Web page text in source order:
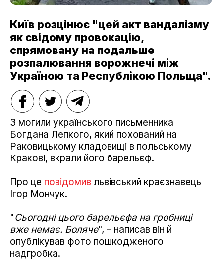
Київ розцінює "цей акт вандалізму
як свідому провокацію,
спрямовану на подальше
розпалювання ворожнечі між
Україною та Республікою Польща".
З могили українського письменника
Богдана Лепкого, який похований на
Раковицькому кладовищі в польському
Кракові, вкрали його барельєф.
Про це повідомив львівський краєзнавець
Ігор Мончук.
"Сьогодні цього барельєфа на гробниці
вже немає. Боляче", – написав він й
опублікував фото пошкодженого
надгробка.